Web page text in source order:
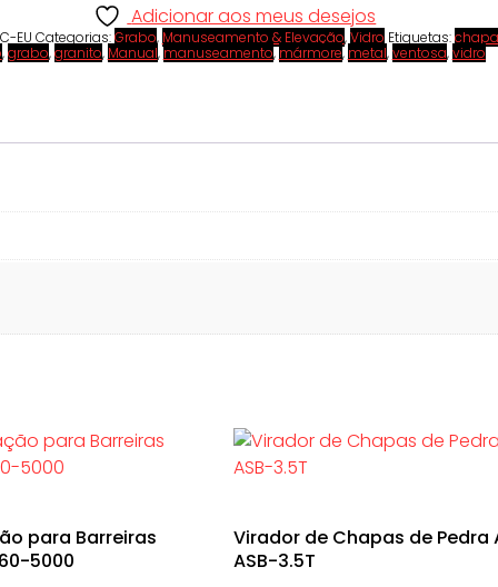
Adicionar aos meus desejos
EU Categorias:Grabo, Manuseamento & Elevação,Vidro Etiquetas:chapa
,grabo,granito, Manual,manuseamento,mármore, metal,ventosa,vidro
para Barreiras
5000
Virador de Chapas de Pedra
ASB-3.5T